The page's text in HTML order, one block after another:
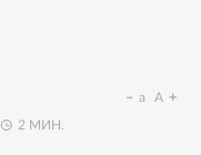
2 МИН.
a A